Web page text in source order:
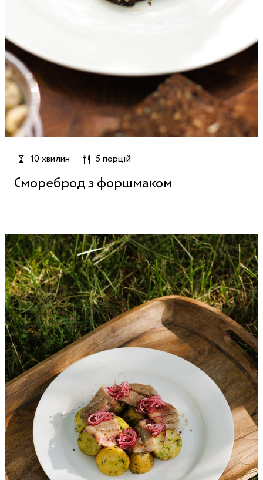
10 хвилин 5 порцій
Смореброд з форшмаком